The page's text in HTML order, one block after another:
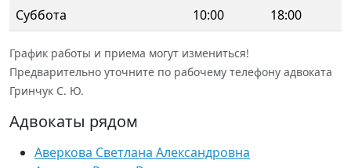
Суббота
10:00 18:00
График работы и приема могут измениться!
Предварительно уточните по рабочему телефону адвоката
Гринчук С. Ю.
Адвокаты рядом
Аверкова Светлана Александровна